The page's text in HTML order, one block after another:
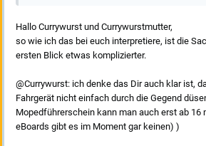
Hallo Currywurst und Currywurstmutter,
so wie ich das bei euch interpretiere, ist die
ersten Blick etwas komplizierter.
@Currywurst: ich denke das Dir auch klar ist,
Fahrgerät nicht einfach durch die Gegend
Mopedführerschein kann man auch erst ab 16
eBoards gibt es im Moment gar keinen) )